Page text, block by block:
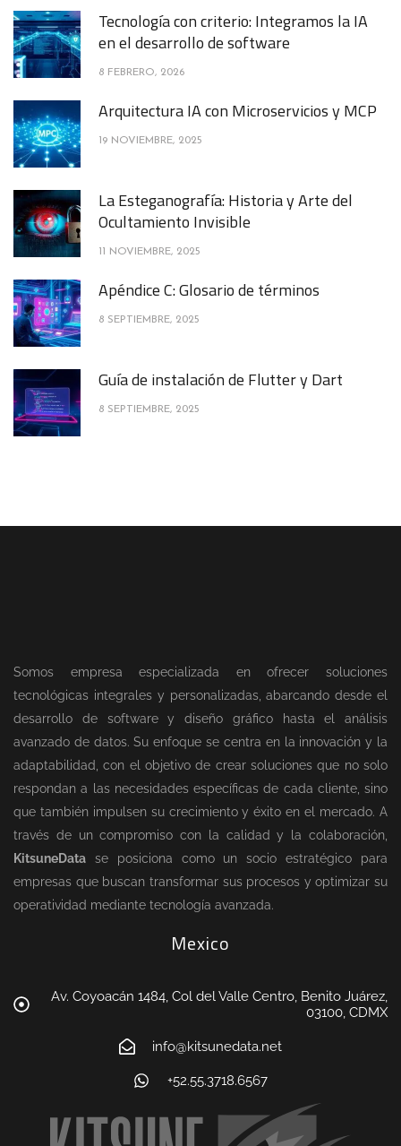
Tecnología con criterio: Integramos la IA
en el desarrollo de software
8 FEBRERO, 2026
Arquitectura IA con Microservicios y MCP
19 NOVIEMBRE, 2025
La Esteganografía: Historia y Arte del
Ocultamiento Invisible
11 NOVIEMBRE, 2025
Apéndice C: Glosario de términos
8 SEPTIEMBRE, 2025
Guía de instalación de Flutter y Dart
8 SEPTIEMBRE, 2025
Somos empresa especializada en ofrecer soluciones
tecnológicas integrales y personalizadas, abarcando desde el
desarrollo de software y diseño gráfico hasta el análisis
avanzado de datos. Su enfoque se centra en la innovación y la
adaptabilidad, con el objetivo de crear soluciones que no solo
respondan a las necesidades específicas de cada cliente, sino
que también impulsen su crecimiento y éxito en el mercado. A
través de un compromiso con la calidad y la colaboración,
KitsuneData se posiciona como un socio estratégico para
empresas que buscan transformar sus procesos y optimizar su
operatividad mediante tecnología avanzada.
Mexico
Av. Coyoacán 1484, Col del Valle Centro, Benito Juárez,
03100, CDMX
info@kitsunedata.net
+52.55.3718.6567